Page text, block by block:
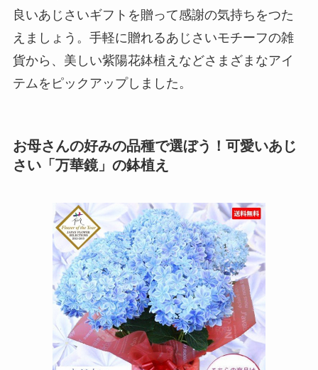
良いあじさいギフトを贈って感謝の気持ちをつた
えましょう。手軽に贈れるあじさいモチーフの雑
貨から、美しい紫陽花鉢植えなどさまざまなアイ
テムをピックアップしました。
お母さんの好みの品種で選ぼう！可愛いあじ
さい「万華鏡」の鉢植え